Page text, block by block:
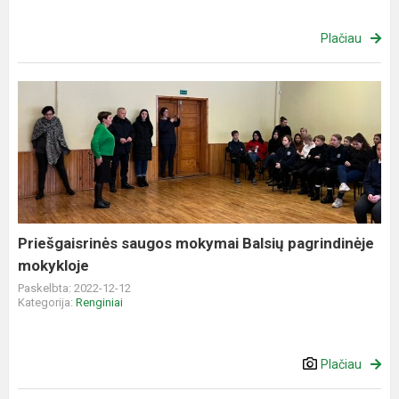
Plačiau
saugos
mokymai
Balsių
pagrindinėje
mokykloje
Priešgaisrinės saugos mokymai Balsių pagrindinėje
mokykloje
Paskelbta: 2022-12-12
Kategorija: Renginiai
Plačiau